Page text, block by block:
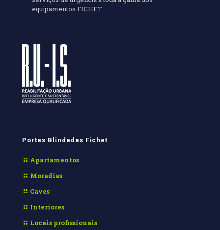
equipamentos FICHET.
Portas Blindadas Fichet
Apartamentos
Moradias
Caves
Interiores
Locais profissionais